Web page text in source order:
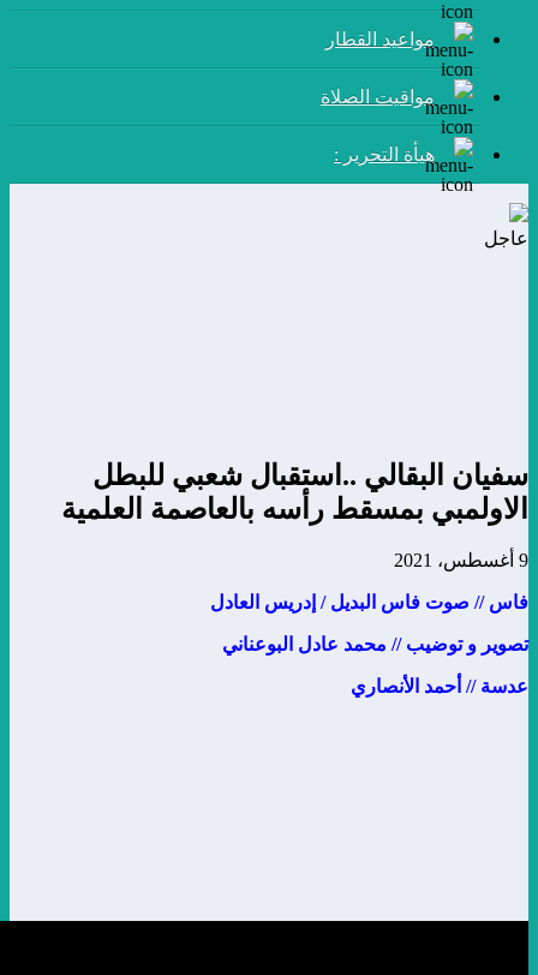
مواعيد القطار
مواقيت الصلاة
هيأة التحرير :
البقالي ..استقبال شعبي للبطل
بمسقط رأسه بالعاصمة العلمية
فاس البديل / إدريس العادل
// محمد عادل البوعناني
الأنصاري